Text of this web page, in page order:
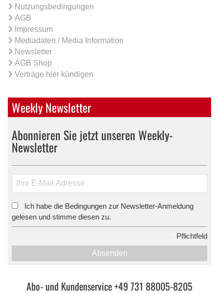
Nutzungsbedingungen
AGB
Impressum
Mediadaten / Media Information
Newsletter
AGB Shop
Verträge hier kündigen
Weekly Newsletter
Abonnieren Sie jetzt unseren Weekly-
Newsletter
Ich habe die Bedingungen zur Newsletter-Anmeldung
gelesen und stimme diesen zu.
Pflichtfeld
Absenden
Abo- und Kundenservice +49 731 88005-8205